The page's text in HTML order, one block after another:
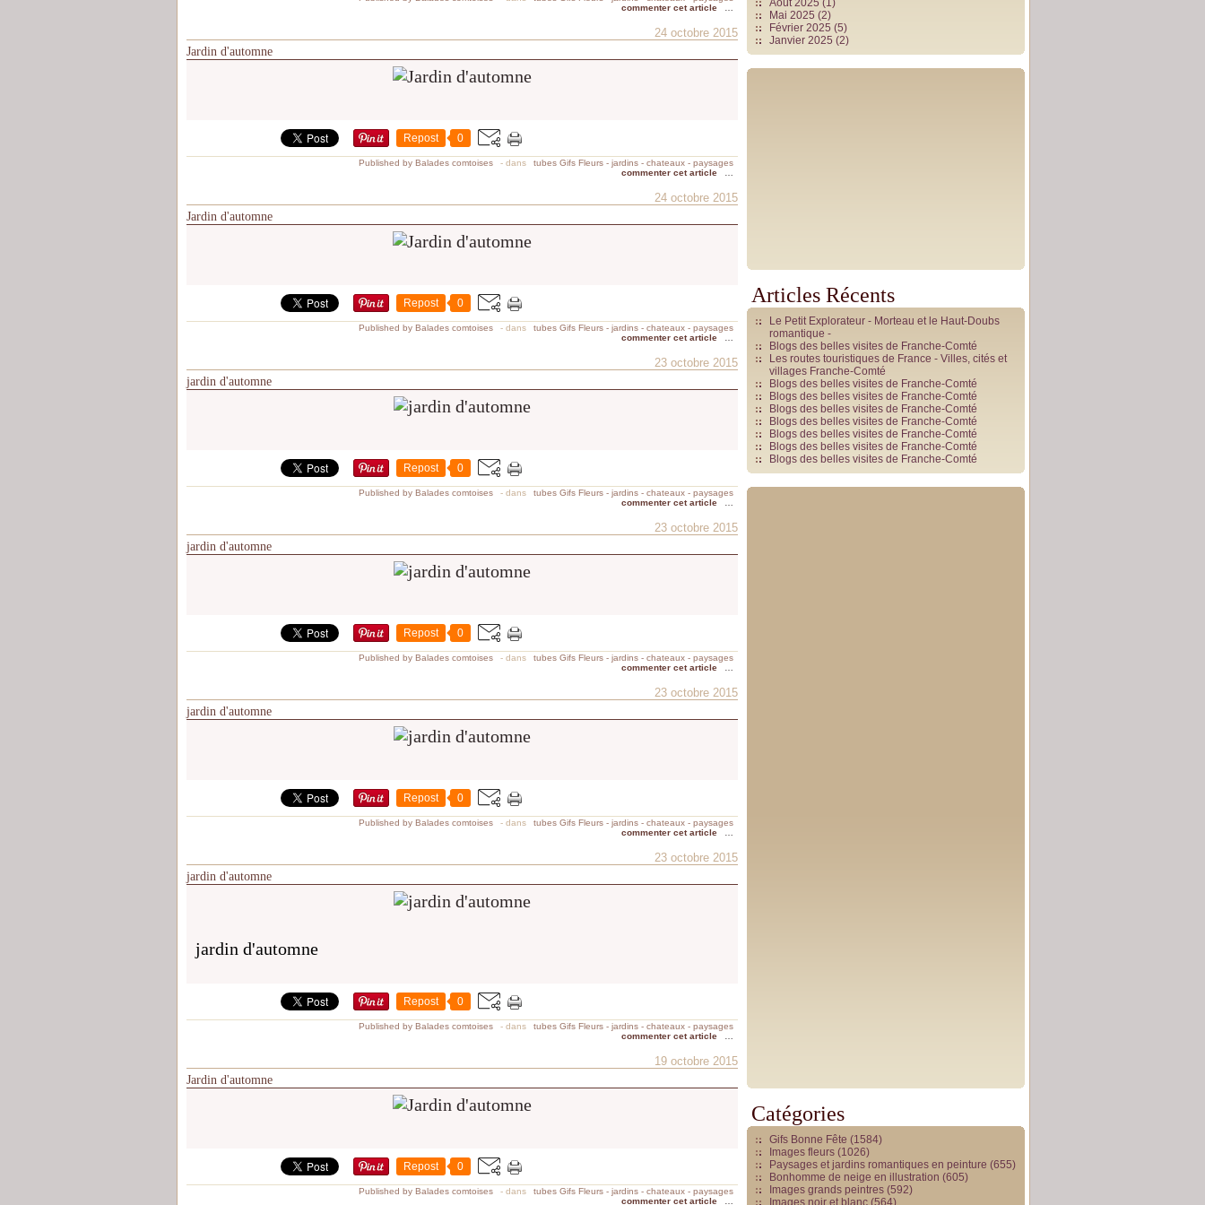
commenter cet article
24 octobre 2015
Jardin d'automne
Repost 0
Published by Balades comtoises - dans
tubes Gifs Fleurs - jardins - chateaux - paysages
commenter cet article
24 octobre 2015
Jardin d'automne
Repost 0
Published by Balades comtoises - dans
tubes Gifs Fleurs - jardins - chateaux - paysages
commenter cet article
23 octobre 2015
jardin d'automne
Repost 0
Published by Balades comtoises - dans
tubes Gifs Fleurs - jardins - chateaux - paysages
commenter cet article
23 octobre 2015
jardin d'automne
Repost 0
Published by Balades comtoises - dans
tubes Gifs Fleurs - jardins - chateaux - paysages
commenter cet article
23 octobre 2015
jardin d'automne
Repost 0
Published by Balades comtoises - dans
tubes Gifs Fleurs - jardins - chateaux - paysages
commenter cet article
23 octobre 2015
jardin d'automne
jardin d'automne
Repost 0
Published by Balades comtoises - dans
tubes Gifs Fleurs - jardins - chateaux - paysages
commenter cet article
19 octobre 2015
Jardin d'automne
Repost 0
Published by Balades comtoises - dans
tubes Gifs Fleurs - jardins - chateaux - paysages
commenter cet article
Août 2025 (1)
Mai 2025 (2)
Février 2025 (5)
Janvier 2025 (2)
Articles Récents
Le Petit Explorateur - Morteau et le Haut-Doubs
romantique -
Blogs des belles visites de Franche-Comté
Les routes touristiques de France - Villes, cités et
villages Franche-Comté
Blogs des belles visites de Franche-Comté
Blogs des belles visites de Franche-Comté
Blogs des belles visites de Franche-Comté
Blogs des belles visites de Franche-Comté
Blogs des belles visites de Franche-Comté
Blogs des belles visites de Franche-Comté
Blogs des belles visites de Franche-Comté
Catégories
Gifs Bonne Fête (1584)
Images fleurs (1026)
Paysages et jardins romantiques en peinture (655)
Bonhomme de neige en illustration (605)
Images grands peintres (592)
Images noir et blanc (564)